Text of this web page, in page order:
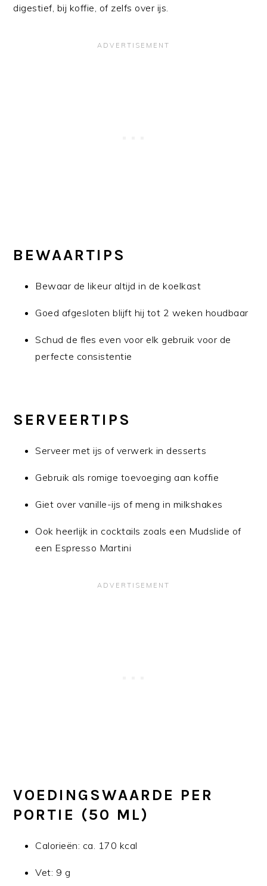
digestief, bij koffie, of zelfs over ijs.
BEWAARTIPS
Bewaar de likeur altijd in de koelkast
Goed afgesloten blijft hij tot 2 weken houdbaar
Schud de fles even voor elk gebruik voor de
perfecte consistentie
SERVEERTIPS
Serveer met ijs of verwerk in desserts
Gebruik als romige toevoeging aan koffie
Giet over vanille-ijs of meng in milkshakes
Ook heerlijk in cocktails zoals een Mudslide of
een Espresso Martini
VOEDINGSWAARDE PER
PORTIE (50 ML)
Calorieën: ca. 170 kcal
Vet: 9 g